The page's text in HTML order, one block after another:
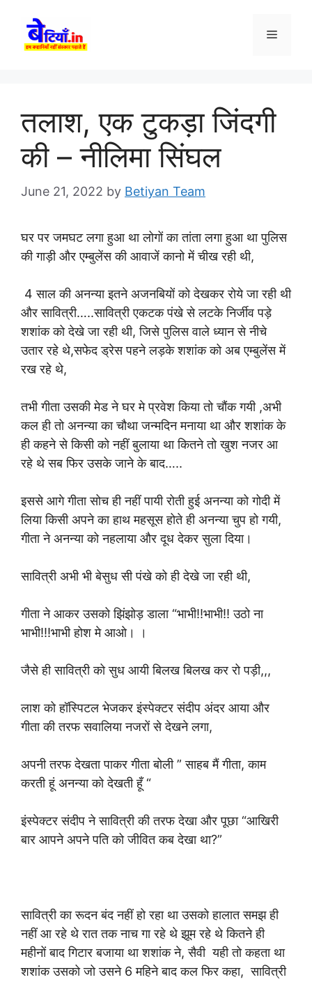
content
Menu
तलाश, एक टुकड़ा जिंदगी
की – नीलिमा सिंघल
June 21, 2022 by Betiyan Team
घर पर जमघट लगा हुआ था लोगों का तांता लगा हुआ था पुलिस
की गाड़ी और एम्बुलेंस की आवाजें कानो में चीख रही थी,
4 साल की अनन्या इतने अजनबियों को देखकर रोये जा रही थी
और सावित्री…..सावित्री एकटक पंखे से लटके निर्जीव पड़े
शशांक को देखे जा रही थी, जिसे पुलिस वाले ध्यान से नीचे
उतार रहे थे,सफेद ड्रेस पहने लड़के शशांक को अब एम्बुलेंस में
रख रहे थे,
तभी गीता उसकी मेड ने घर मे प्रवेश किया तो चौंक गयी ,अभी
कल ही तो अनन्या का चौथा जन्मदिन मनाया था और शशांक के
ही कहने से किसी को नहीं बुलाया था कितने तो खुश नजर आ
रहे थे सब फिर उसके जाने के बाद…..
इससे आगे गीता सोच ही नहीं पायी रोती हुई अनन्या को गोदी में
लिया किसी अपने का हाथ महसूस होते ही अनन्या चुप हो गयी,
गीता ने अनन्या को नहलाया और दूध देकर सुला दिया।
सावित्री अभी भी बेसुध सी पंखे को ही देखे जा रही थी,
गीता ने आकर उसको झिंझोड़ डाला “भाभी!!भाभी!! उठो ना
भाभी!!!भाभी होश मे आओ। ।
जैसे ही सावित्री को सुध आयी बिलख बिलख कर रो पड़ी,,,
लाश को हॉस्पिटल भेजकर इंस्पेक्टर संदीप अंदर आया और
गीता की तरफ सवालिया नजरों से देखने लगा,
अपनी तरफ देखता पाकर गीता बोली ” साहब मैं गीता, काम
करती हूं अनन्या को देखती हूँ “
इंस्पेक्टर संदीप ने सावित्री की तरफ देखा और पूछा “आखिरी
बार आपने अपने पति को जीवित कब देखा था?”
सावित्री का रूदन बंद नहीं हो रहा था उसको हालात समझ ही
नहीं आ रहे थे रात तक नाच गा रहे थे झूम रहे थे कितने ही
महीनों बाद गिटार बजाया था शशांक ने, सैवी यही तो कहता था
शशांक उसको जो उसने 6 महिने बाद कल फिर कहा, सावित्री